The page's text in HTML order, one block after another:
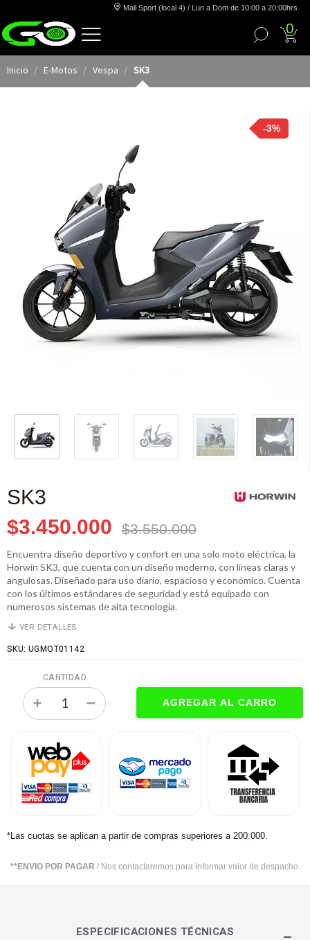
Mall Sport (local 4) / Lun a Dom de 10:00 a 20:00hrs
0
Inicio E-Motos Vespa SK3
-3%
SK3
$3.450.000
$3.550.000
Encuentra diseño deportivo y confort en una solo moto eléctrica, la
Horwin SK3, que cuenta con un diseño moderno, con líneas claras y
angulosas. Diseñado para uso diario, espacioso y económico. Cuenta
con los últimos estándares de seguridad y está equipado con
numerosos sistemas de alta tecnología.
VER DETALLES
SKU: UGMOT01142
CANTIDAD
*Las cuotas se aplican a partir de compras superiores a 200.000.
**ENVIO POR PAGAR / Nos contactaremos para informar valor de despacho.
ESPECIFICACIONES TÉCNICAS